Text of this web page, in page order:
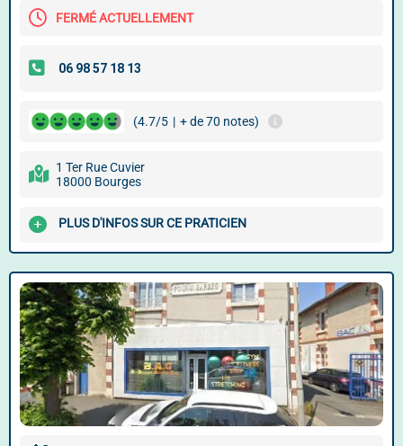
FERMÉ ACTUELLEMENT
(4.7/5 | + de 70 notes)
1 Ter Rue Cuvier
18000 Bourges
PLUS D'INFOS SUR CE PRATICIEN